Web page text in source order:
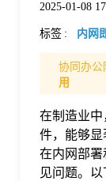
价
格
2025-01-08
标签 : 内网
协同办
用
在制造业中
件，能够显
在内网部
见问题。以